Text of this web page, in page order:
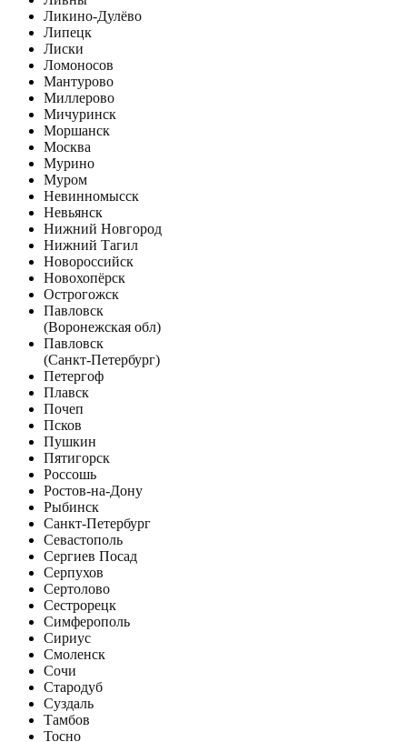
Ликино-Дулёво
Липецк
Лиски
Ломоносов
Мантурово
Миллерово
Мичуринск
Моршанск
Москва
Мурино
Муром
Невинномысск
Невьянск
Нижний Новгород
Нижний Тагил
Новороссийск
Новохопёрск
Острогожск
Павловск
(Воронежская обл)
Павловск
(Санкт-Петербург)
Петергоф
Плавск
Почеп
Псков
Пушкин
Пятигорск
Россошь
Ростов-на-Дону
Рыбинск
Санкт-Петербург
Севастополь
Сергиев Посад
Серпухов
Сертолово
Сестрорецк
Симферополь
Сириус
Смоленск
Сочи
Стародуб
Суздаль
Тамбов
Тосно